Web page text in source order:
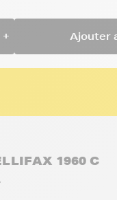
+ Ajouter
1960 C